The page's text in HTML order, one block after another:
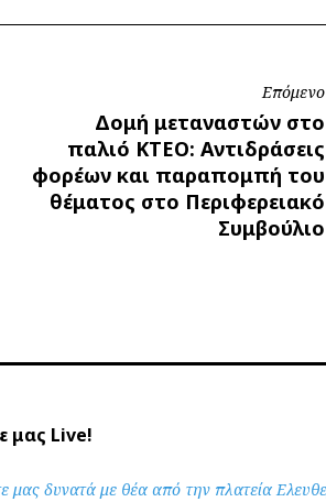
Επόμενο
Επόμενο
Δομή μεταναστών στο
παλιό ΚΤΕΟ: Αντιδράσεις
φορέων και παραπομπή του
θέματος στο Περιφερειακό
Συμβούλιο
μας Live!